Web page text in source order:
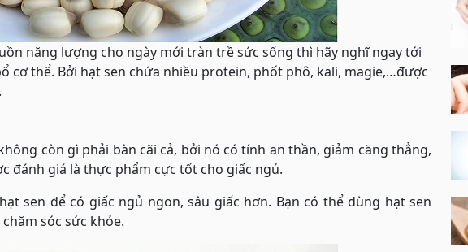
năng lượng cho ngày mới tràn trề sức sống thì hãy nghĩ ngay tới
cơ thể. Bởi hạt sen chứa nhiều protein, phốt phô, kali, magie,…được
còn gì phải bàn cãi cả, bởi nó có tính an thần, giảm căng thẳng,
đánh giá là thực phẩm cực tốt cho giấc ngủ.
sen để có giấc ngủ ngon, sâu giấc hơn. Bạn có thể dùng hạt sen
sóc sức khỏe.